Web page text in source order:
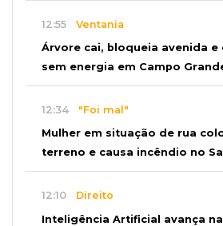
12:55 Ventania
Árvore cai, bloqueia avenida e
sem energia em Campo
12:34 "Foi mal"
Mulher em situação de rua
terreno e causa incêndio no
12:10 Direito
Inteligência Artificial avança